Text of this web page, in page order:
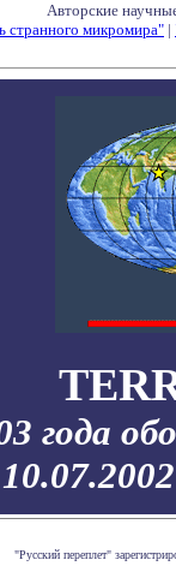
Авторские
странного микромира" |
года
"Русский переплет"